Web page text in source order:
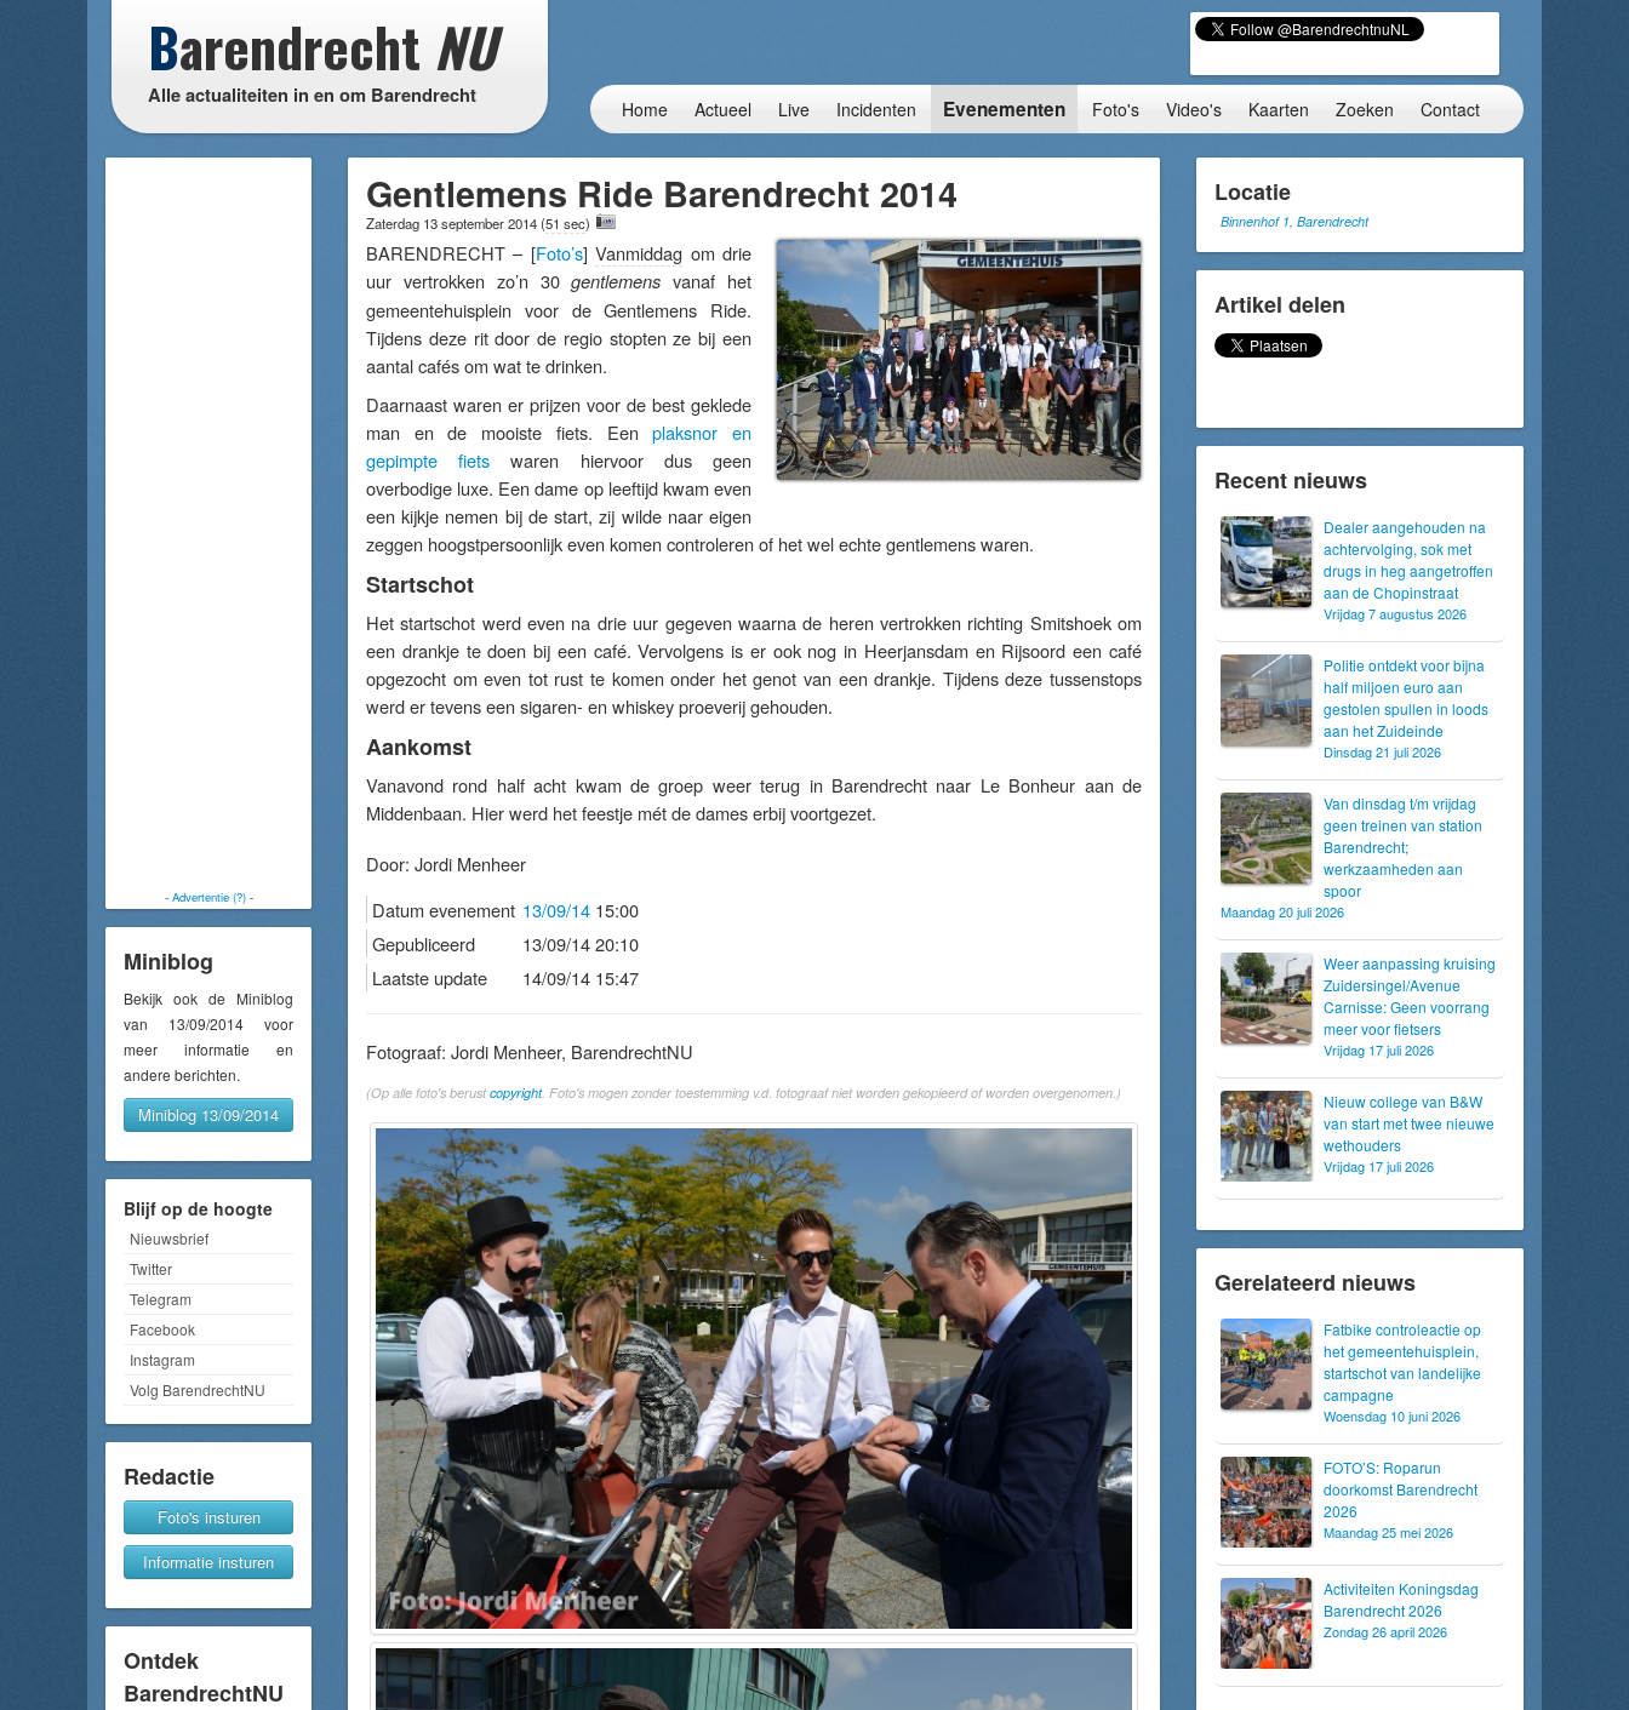
Barendrecht NU
Alle actualiteiten in en om Barendrecht
Home Actueel Live Incidenten Evenementen Foto's Video's Kaarten Zoeken Contact
- Advertentie (?)-
Miniblog
Bekijk ook de Miniblog
van 13/09/2014 voor
meer informatie en
andere berichten.
Miniblog 13/09/2014
Blijf op de hoogte
Nieuwsbrief
Twitter
Telegram
Facebook
Instagram
Volg BarendrechtNU
Redactie
Foto's insturen
Informatie insturen
Ontdek
BarendrechtNU
Gentlemens Ride Barendrecht 2014
Zaterdag 13 september 2014(51 sec)
BARENDRECHT – [Foto’s]Vanmiddag om drie
uur vertrokken zo’n 30gentlemens vanaf het
gemeentehuisplein voor de Gentlemens Ride.
Tijdens deze rit door de regio stopten ze bij een
aantal cafés om wat te drinken.
Daarnaast waren er prijzen voor de best geklede
man en de mooiste fiets. Eenplaksnor en
gepimpte fiets waren hiervoor dus geen
overbodige luxe. Een dame op leeftijd kwam even
een kijkje nemen bij de start, zij wilde naar eigen
zeggen hoogstpersoonlijk even komen controleren of het wel echte gentlemens waren.
Startschot
Het startschot werd even na drie uur gegeven waarna de heren vertrokken richting Smitshoek om
een drankje te doen bij een café. Vervolgens is er ook nog in Heerjansdam en Rijsoord een café
opgezocht om even tot rust te komen onder het genot van een drankje. Tijdens deze tussenstops
werd er tevens een sigaren- en whiskey proeverij gehouden.
Aankomst
Vanavond rond half acht kwam de groep weer terug in Barendrecht naar Le Bonheur aan de
Middenbaan. Hier werd het feestje mét de dames erbij voortgezet.
Door: Jordi Menheer
Datum evenement 13/09/14 15:00
Gepubliceerd
13/09/14 20:10
Laatste update
14/09/14 15:47
Fotograaf: Jordi Menheer, BarendrechtNU
(Op alle foto's berustcopyright. Foto's mogen zonder toestemming v.d. fotograaf niet worden gekopieerd of worden overgenomen.)
Locatie
Binnenhof 1, Barendrecht
Artikel delen
Recent nieuws
Dealer aangehouden na
achtervolging, sok met
drugs in heg aangetroffen
aan de Chopinstraat
Vrijdag 7 augustus 2026
Politie ontdekt voor bijna
half miljoen euro aan
gestolen spullen in loods
aan het Zuideinde
Dinsdag 21 juli 2026
Van dinsdag t/m vrijdag
geen treinen van station
Barendrecht;
werkzaamheden aan
spoor
Maandag 20 juli 2026
Weer aanpassing kruising
Zuidersingel/Avenue
Carnisse: Geen voorrang
meer voor fietsers
Vrijdag 17 juli 2026
Nieuw college van B&W
van start met twee nieuwe
wethouders
Vrijdag 17 juli 2026
Gerelateerd nieuws
Fatbike controleactie op
het gemeentehuisplein,
startschot van landelijke
campagne
Woensdag 10 juni 2026
FOTO’S: Roparun
doorkomst Barendrecht
2026
Maandag 25 mei 2026
Activiteiten Koningsdag
Barendrecht 2026
Zondag 26 april 2026